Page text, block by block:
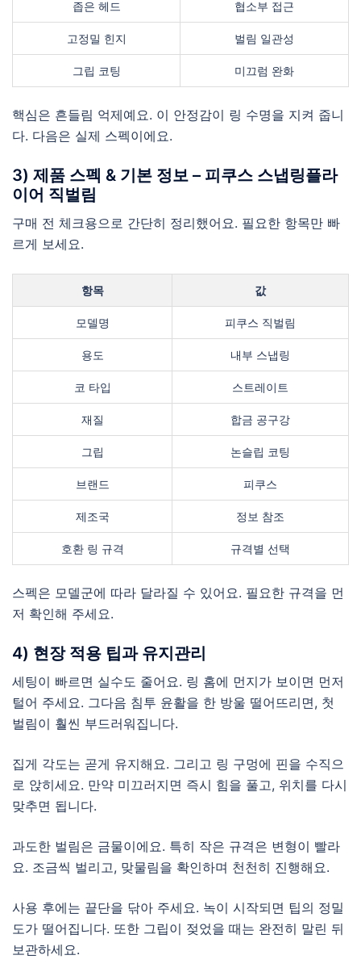
좁은 헤드 협소부 접근
고정밀 힌지 벌림 일관성
그립 코팅 미끄럼 완화
핵심은 흔들림 억제예요. 이 안정감이 링 수명을 지켜 줍니
다. 다음은 실제 스펙이에요.
3) 제품 스펙 & 기본 정보 – 피쿠스 스냅링플라
이어 직벌림
구매 전 체크용으로 간단히 정리했어요. 필요한 항목만 빠
르게 보세요.
항목 값
모델명 피쿠스 직벌림
용도 내부 스냅링
코 타입 스트레이트
재질 합금 공구강
그립 논슬립 코팅
브랜드 피쿠스
제조국 정보 참조
호환 링 규격 규격별 선택
스펙은 모델군에 따라 달라질 수 있어요. 필요한 규격을 먼
저 확인해 주세요.
4) 현장 적용 팁과 유지관리
세팅이 빠르면 실수도 줄어요. 링 홈에 먼지가 보이면 먼저
털어 주세요. 그다음 침투 윤활을 한 방울 떨어뜨리면, 첫
벌림이 훨씬 부드러워집니다.
집게 각도는 곧게 유지해요. 그리고 링 구멍에 핀을 수직으
로 앉히세요. 만약 미끄러지면 즉시 힘을 풀고, 위치를 다시
맞추면 됩니다.
과도한 벌림은 금물이에요. 특히 작은 규격은 변형이 빨라
요. 조금씩 벌리고, 맞물림을 확인하며 천천히 진행해요.
사용 후에는 끝단을 닦아 주세요. 녹이 시작되면 팁의 정밀
도가 떨어집니다. 또한 그립이 젖었을 때는 완전히 말린 뒤
보관하세요.